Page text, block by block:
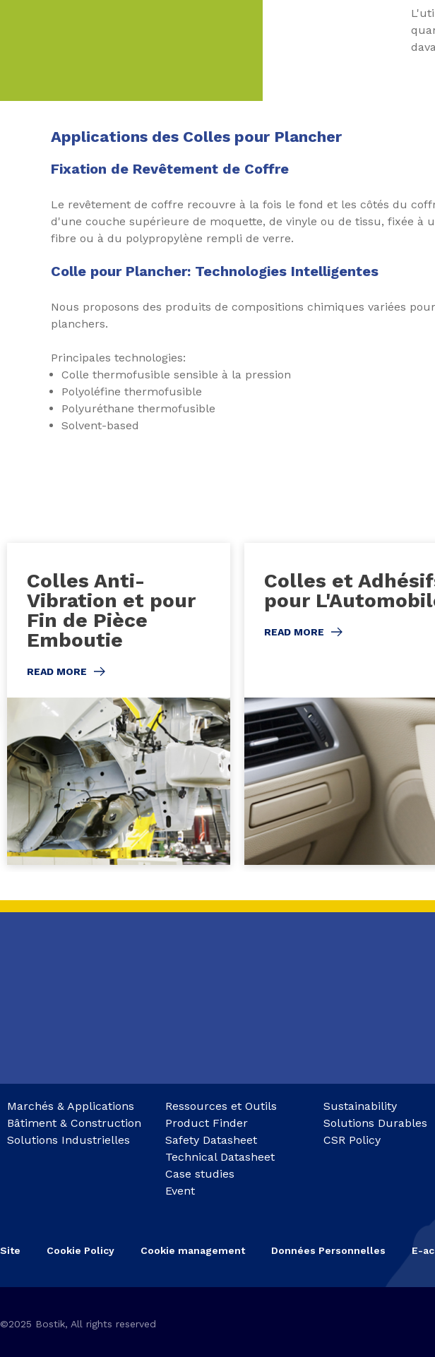
Applications des Colles pour Plancher
Fixation de Revêtement de Coffre
Le revêtement de coffre recouvre à la fois le fond et les côtés du
d'une couche supérieure de moquette, de vinyle ou de tissu, fixée à
fibre ou à du polypropylène rempli de verre.
Colle pour Plancher: Technologies Intelligentes
Nous proposons des produits de compositions chimiques variées
planchers.
Principales technologies:
Colle thermofusible sensible à la pression
Polyoléfine thermofusible
Polyuréthane thermofusible
Solvent-based
Colles Anti-
Vibration et pour
Fin de Pièce
Emboutie
READ MORE
Colles et
pour
READ MORE
Marchés & Applications
Bâtiment & Construction
Solutions Industrielles
Ressources et Outils
Product Finder
Safety Datasheet
Technical Datasheet
Case studies
Event
Sustainability
Solutions Durables
CSR Policy
Site Cookie Policy Cookie management Données Personnelles E-
©2025 Bostik, All rights reserved